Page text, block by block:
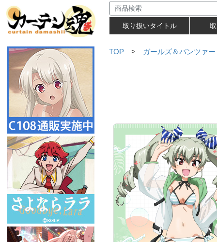
取り扱いタイトル
TOP > ガールズ＆パンツァ